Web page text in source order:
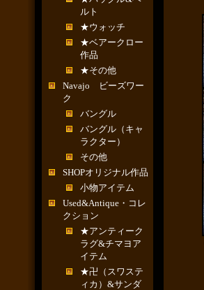
ルト
★ウォッチ
★ベアークロー
作品
★その他
Navajo ビーズワー
ク
バングル
バングル（キャ
ラクター）
その他
SHOPオリジナル作品
小物アイテム
Used&Antique・コレ
クション
★アンティーク
ラグ&チマヨア
イテム
★卍（スワステ
ィカ）&サンダ